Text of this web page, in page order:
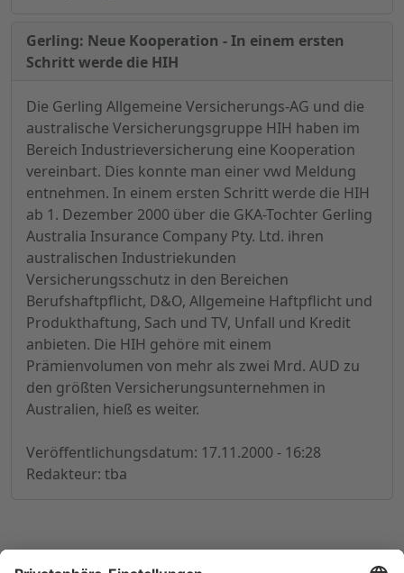
Gerling: Neue Kooperation - In einem ersten
Schritt werde die HIH
Die Gerling Allgemeine Versicherungs-AG und die
australische Versicherungsgruppe HIH haben im
Bereich Industrieversicherung eine Kooperation
vereinbart. Dies konnte man einer vwd Meldung
entnehmen. In einem ersten Schritt werde die HIH
ab 1. Dezember 2000 über die GKA-Tochter Gerling
Australia Insurance Company Pty. Ltd. ihren
australischen Industriekunden
Versicherungsschutz in den Bereichen
Berufshaftpflicht, D&O, Allgemeine Haftpflicht und
Produkthaftung, Sach und TV, Unfall und Kredit
anbieten. Die HIH gehöre mit einem
Prämienvolumen von mehr als zwei Mrd. AUD zu
den größten Versicherungsunternehmen in
Australien, hieß es weiter.
Veröffentlichungsdatum: 17.11.2000 - 16:28
Redakteur: tba